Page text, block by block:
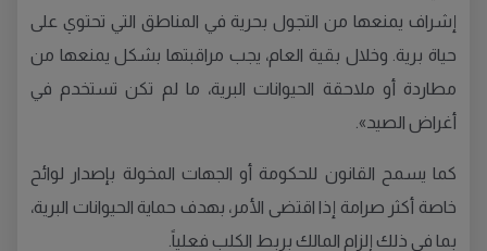
إشراف يمنعها من التجول بحرية في المناطق التي تحتوي على
حياة برية. وخلال بقية العام، يجب مراقبتها بشكل يمنعها من
مطاردة أو ملاحقة الحيوانات البرية، ما لم تكن تستخدم في
أغراض الصيد».
كما يسمح القانون للحكومة أو الجهات المخولة بإصدار لوائح
خاصة أكثر صرامة إذا اقتضى الأمر، بهدف حماية الحيوانات البرية،
بما في ذلك إلزام المالك بربط الكلب فعلياً.